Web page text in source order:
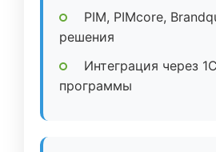
PIM, PIMcore,
решения
Интеграция через
программы